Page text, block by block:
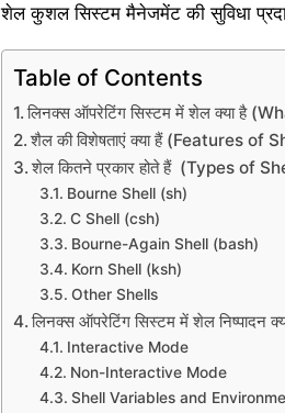
शेल कुशल सिस्टम मैनेजमेंट की सुविधा
Table of Contents
लिनक्स ऑपरेटिंग सिस्टम में शेल क्या है
शैल की विशेषताएं क्या हैं (Features of
शेल कितने प्रकार होते हैं (Types of
Bourne Shell (sh)
C Shell (csh)
Bourne-Again Shell (bash)
Korn Shell (ksh)
Other Shells
लिनक्स ऑपरेटिंग सिस्टम में शेल
Interactive Mode
Non-Interactive Mode
Shell Variables and